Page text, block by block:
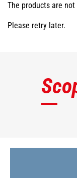
The products are
Please retry later.